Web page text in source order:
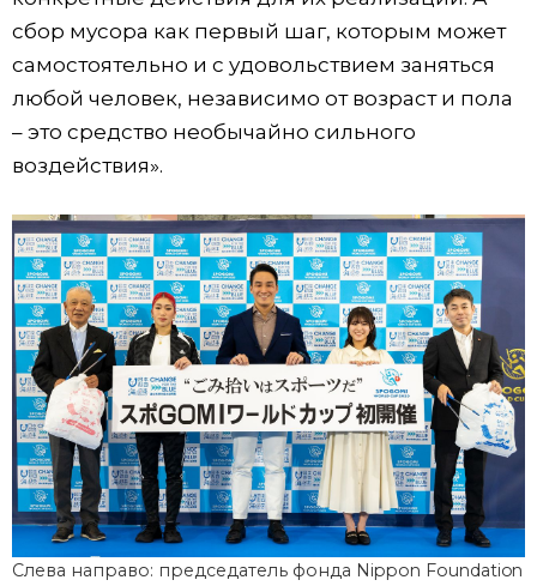
сбор мусора как первый шаг, которым может
самостоятельно и с удовольствием заняться
любой человек, независимо от возраст и пола
– это средство необычайно сильного
воздействия».
Слева направо: председатель фонда Nippon Foundation